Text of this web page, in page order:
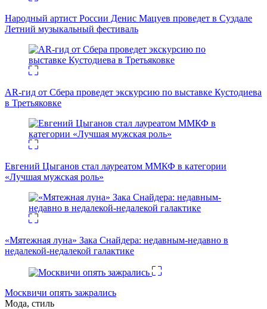
Народный артист России Денис Мацуев проведет в Суздале
Летний музыкальный фестиваль
AR-гид от Сбера проведет экскурсию по выставке Кустодиева
в Третьяковке
Евгений Цыганов стал лауреатом ММКФ в категории
«Лучшая мужская роль»
«Мятежная луна» Зака Снайдера: недавным-недавно в
недалекой-недалекой галактике
Москвичи опять зажрались
Мода, стиль